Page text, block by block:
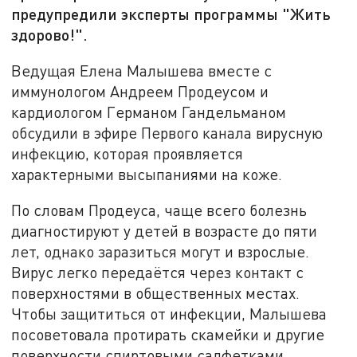
предупредили эксперты программы "Жить
здорово!".
Ведущая Елена Малышева вместе с
иммунологом Андреем Продеусом и
кардиологом Германом Гандельманом
обсудили в эфире Первого канала вирусную
инфекцию, которая проявляется
характерными высыпаниями на коже.
По словам Продеуса, чаще всего болезнь
диагностируют у детей в возрасте до пяти
лет, однако заразиться могут и взрослые.
Вирус легко передаётся через контакт с
поверхностями в общественных местах.
Чтобы защититься от инфекции, Малышева
посоветовала протирать скамейки и другие